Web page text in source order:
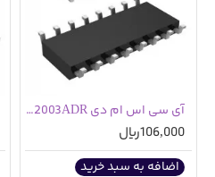
آی سی اس ام دی ULN2003ADR
106,000ریال
اضافه به سبد خرید